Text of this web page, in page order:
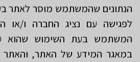
הנתונים שהמשתמש מוסר לאתר
לפגישה עם נציג החברה ו/או
המשתמש בעת השימוש שהוא
במאגר המידע של האתר,